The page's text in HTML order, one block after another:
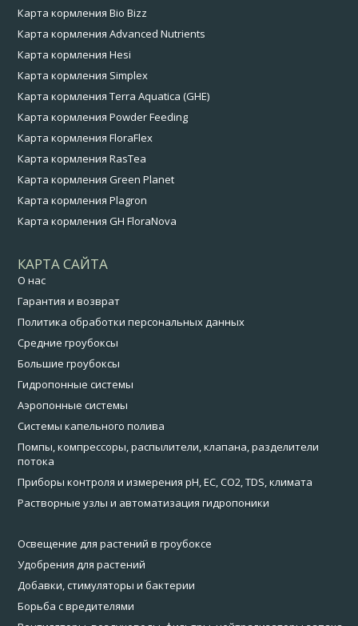
Карта кормления Bio Bizz
Карта кормления Advanced Nutrients
Карта кормления Hesi
Карта кормления Simplex
Карта кормления Terra Aquatica (GHE)
Карта кормления Powder Feeding
Карта кормления FloraFlex
Карта кормления RasTea
Карта кормления Green Planet
Карта кормления Plagron
Карта кормления GH FloraNova
КАРТА САЙТА
О нас
Гарантия и возврат
Политика обработки персональных данных
Средние гроубоксы
Большие гроубоксы
Гидропонные системы
Аэропонные системы
Системы капельного полива
Помпы, компрессоры, распылители, клапана, разделители
потока
Приборы контроля и измерения pH, EC, CO2, TDS, климата
Растворные узлы и автоматизация гидропоники
Освещение для растений в гроубоксе
Удобрения для растений
Добавки, стимуляторы и бактерии
Борьба с вредителями